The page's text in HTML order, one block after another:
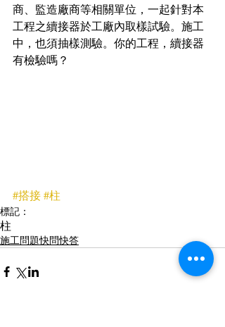
商、監造廠商等相關單位，一起針對本
工程之續接器於工廠內取樣試驗。施工
中，也須抽樣測驗。你的工程，續接器
有檢驗嗎？
#搭接#柱
標記：
柱
施工問題快問快答